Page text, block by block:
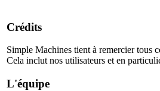
Crédits
Simple Machines tient à remercier tous
Cela inclut nos utilisateurs et en
L'équipe